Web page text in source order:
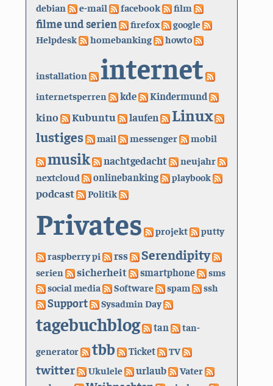
debian e-mail facebook film
filme und serien firefox
google
Helpdesk
homebanking howto
installation internet
internetsperren kde Kindermund
kino Kubuntu laufen Linux
lustiges mail messenger mobil
musik nachtgedacht neujahr
nextcloud onlinebanking playbook
podcast Politik
Privates projekt putty
raspberry pi rss Serendipity
serien sicherheit smartphone
sms
social media
Software spam ssh
Support Sysadmin Day
tagebuchblog tan
tan-
generator
tbb Ticket TV
twitter Ukulele urlaub
Vater